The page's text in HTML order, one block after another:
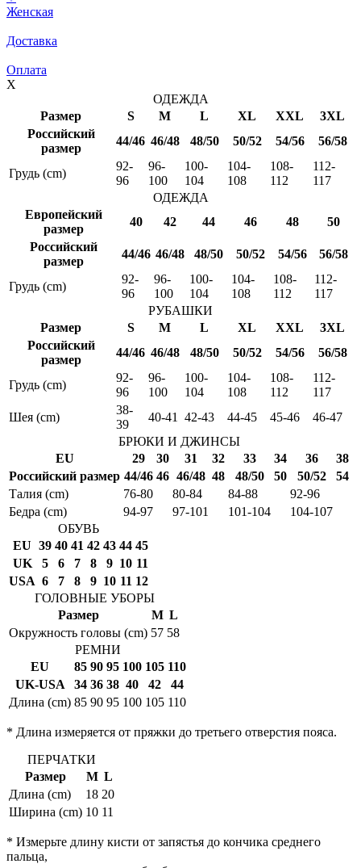
Женская
Доставка
Оплата
X
ОДЕЖДА
Размер
S M L XL XXL
3XL
Российский
размер
44/46 46/48 48/50 50/52 54/56 56/58
Грудь (cm)
92-
96
96-
100
100-
104
104-
108
108-
112
112-
117
ОДЕЖДА
Европейский
размер
40 42 44 46 48
50
Российский
размер
44/46 46/48 48/50 50/52 54/56 56/58
Грудь (cm)
92-
96
96-
100
100-
104
104-
108
108-
112
112-
117
РУБАШКИ
Размер
S M L XL XXL
3XL
Российский
размер
44/46 46/48 48/50 50/52 54/56 56/58
Грудь (cm)
92-
96
96-
100
100-
104
104-
108
108-
112
112-
117
Шея (cm)
38-
39
40-41 42-43 44-45 45-46
46-47
БРЮКИ И ДЖИНСЫ
EU
29 30 31 32 33 34 36
38
Российский размер 44/46 46 46/48 48 48/50 50 50/52
54
Талия (cm)
76-80 80-84 84-88
92-96
Бедра (cm)
94-97 97-101 101-104
104-107
ОБУВЬ
EU 39 40 41 42 43 44 45
UK
5 6 7 8 9 10 11
USA 6 7 8 9 10 11 12
ГОЛОВНЫЕ УБОРЫ
Размер
M L
Окружность головы (cm) 57 58
РЕМНИ
EU
85 90 95 100 105 110
UK-USA
34 36 38 40 42
44
Длина (cm) 85 90 95 100 105 110
* Длина измеряется от пряжки до третьего отверстия пояса.
ПЕРЧАТКИ
Размер
M L
Длина (cm)
18 20
Ширина (cm) 10 11
* Измерьте длину кисти от запястья до кончика среднего
пальца,